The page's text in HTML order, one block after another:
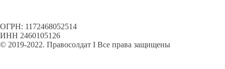
ОГРН: 1172468052514
ИНН 2460105126
© 2019-2022. Правосолдат I Все права защищены